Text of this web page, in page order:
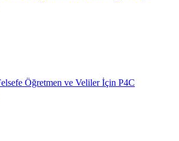
Öğretmen ve Veliler İçin P4C